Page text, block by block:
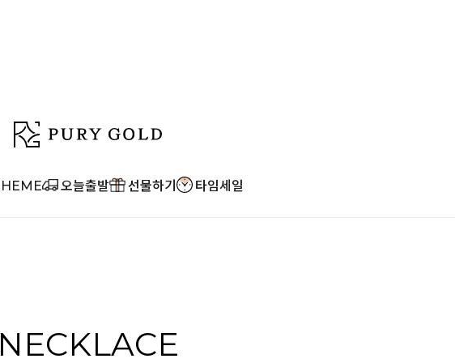
오늘출발 선물하기 타임세일
NECKLACE